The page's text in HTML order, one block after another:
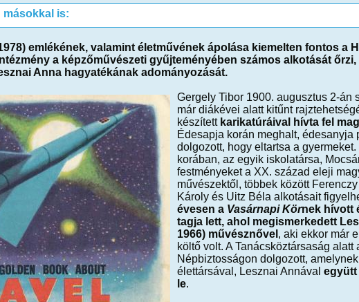
másokkal is:
emlékének, valamint életművének ápolása kiemelten fontos a
a képzőművészeti gyűjteményében számos alkotását
Anna hagyatékának adományozását.
Gergely Tibor 1900. augusztus 2-án
már diákévei alatt kitűnt
készített karikatúráival hívta fel
Édesapja korán meghalt, édesanyja
dolgozott, hogy eltartsa a
korában, az egyik iskolatársa,
festményeket a XX. század eleji
művészektől, többek között
Károly és Uitz Béla alkotásait
évesen a Vasárnapi Körnek hívott
tagja lett, ahol megismerkedett
1966) művésznővel , aki ekkor már
költő volt. A Tanácsköztársaság alatt
Népbiztosságon dolgozott,
élettársával, Lesznai Annával együtt
le.